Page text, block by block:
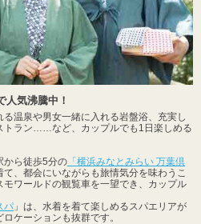
人気沸騰中！
温泉や男女一緒に入れる岩盤浴、充実し
トラン……など、カップルでも1日楽しめる
から徒歩5分の 「横浜みなとみらい 万葉倶
、都会にいながらも旅情気分を味わうこ
ワールドの観覧車を一望でき、カップル
パ 」は、水着を着て楽しめるスパエリアが
ケーションも抜群です。